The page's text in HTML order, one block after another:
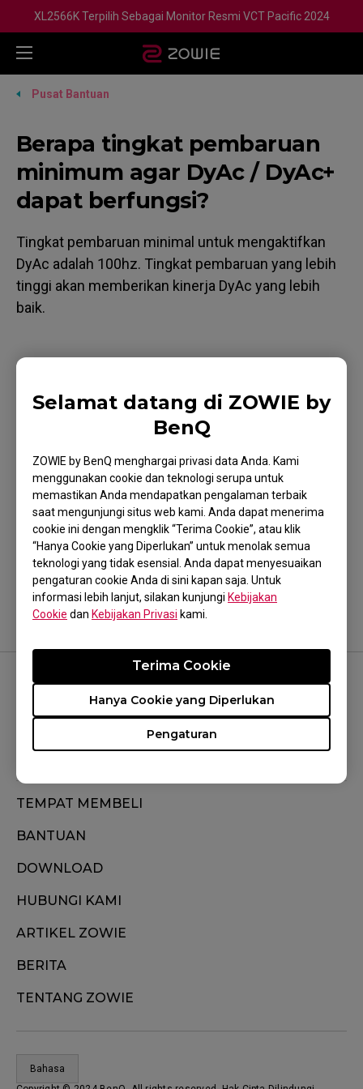
Selamat datang di ZOWIE by
BenQ
ZOWIE by BenQ menghargai privasi data Anda. Kami
menggunakan cookie dan teknologi serupa untuk
memastikan Anda mendapatkan pengalaman terbaik
saat mengunjungi situs web kami. Anda dapat menerima
cookie ini dengan mengklik “Terima Cookie”, atau klik
“Hanya Cookie yang Diperlukan” untuk menolak semua
teknologi yang tidak esensial. Anda dapat menyesuaikan
pengaturan cookie Anda di sini kapan saja. Untuk
informasi lebih lanjut, silakan kunjungi Kebijakan
Cookie dan Kebijakan Privasi kami.
Pengaturan
Hanya Cookie yang Diperlukan
Terima Cookie
XL2566K Terpilih Sebagai Monitor Resmi VCT Pacific 2024
Pusat Bantuan
Berapa tingkat pembaruan
minimum agar DyAc / DyAc+
dapat berfungsi?
Tingkat pembaruan minimal untuk mengaktifkan
DyAc adalah 100hz. Tingkat pembaruan yang lebih
tinggi akan memberikan kinerja DyAc yang lebih
baik.
Model yang Berlaku
XL2411K (24"), XL2546K (24.5"), XL2746K (27")
Apakah ini membantu?
Iya Tidak
FOLLOW US
TEMPAT MEMBELI
BANTUAN
DOWNLOAD
HUBUNGI KAMI
ARTIKEL ZOWIE
BERITA
TENTANG ZOWIE
Bahasa